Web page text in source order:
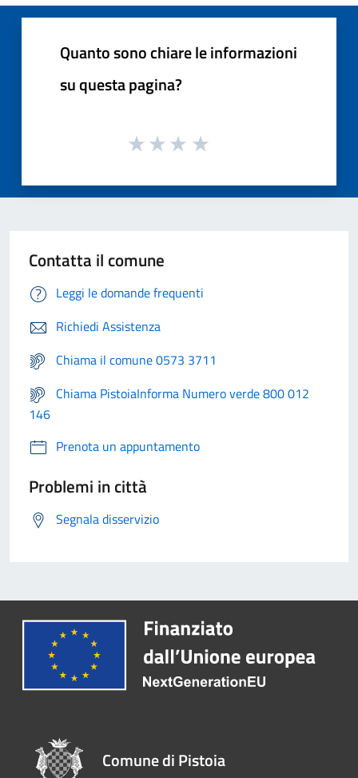
Quanto sono chiare le informazioni
su questa pagina?
Contatta il comune
Leggi le domande frequenti
Richiedi Assistenza
Chiama il comune 0573 3711
Chiama PistoiaInforma Numero verde 800 012
146
Prenota un appuntamento
Problemi in città
Segnala disservizio
Comune di Pistoia